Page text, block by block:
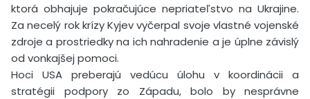
ktorá obhajuje pokračujúce nepriateľstvo na Ukrajine.
Za necelý rok krízy Kyjev vyčerpal svoje vlastné vojenské
zdroje a prostriedky na ich nahradenie a je úplne závislý
od vonkajšej pomoci.
Hoci USA preberajú vedúcu úlohu v koordinácii a
stratégii podpory zo Západu, bolo by nesprávne